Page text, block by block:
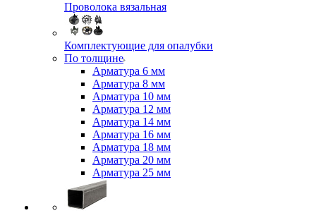
Проволока вязальная
Комплектующие для опалубки
По толщине
Арматура 6 мм
Арматура 8 мм
Арматура 10 мм
Арматура 12 мм
Арматура 14 мм
Арматура 16 мм
Арматура 18 мм
Арматура 20 мм
Арматура 25 мм